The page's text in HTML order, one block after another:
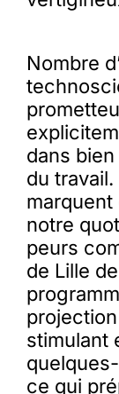
Nombre
dans
du
notre
peurs
de Lille
stimulant
ce qui